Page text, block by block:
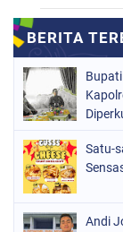
NASIONAL
ORGANISASI
PERISTIWA
POLITIK
POLRI
SOPPENG
Satu-
Andi